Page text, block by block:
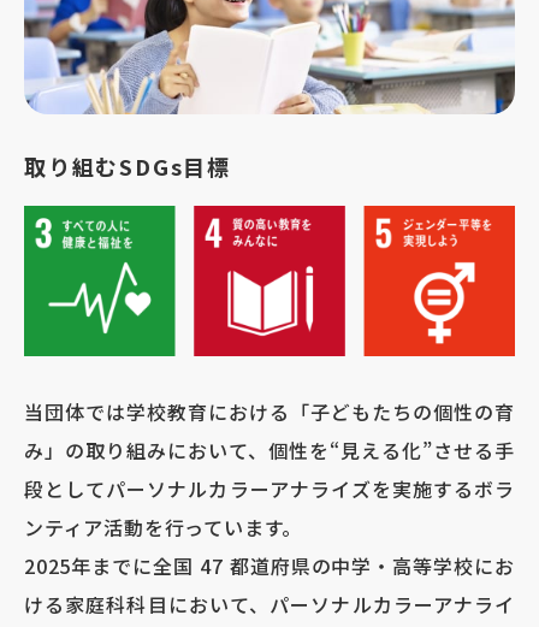
取り組むSDGs目標
当団体では学校教育における「子どもたちの個性の育
み」の取り組みにおいて、個性を“見える化”させる手
段としてパーソナルカラーアナライズを実施するボラ
ンティア活動を行っています。
2025年までに全国 47 都道府県の中学・高等学校にお
ける家庭科科目において、パーソナルカラーアナライ